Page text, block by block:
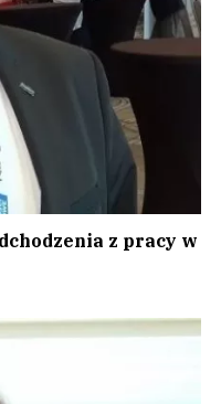
z pracy w